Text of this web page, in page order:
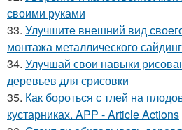
своими руками
33. Улучшите внешний вид
монтажа металлического
34. Улучшай свои навыки
деревьев для срисовки
35. Как бороться с тлей на
кустарниках. APP - Article Actions